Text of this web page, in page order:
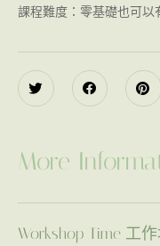
課程難度： 零基礎也可以
More
Workshop Time 工